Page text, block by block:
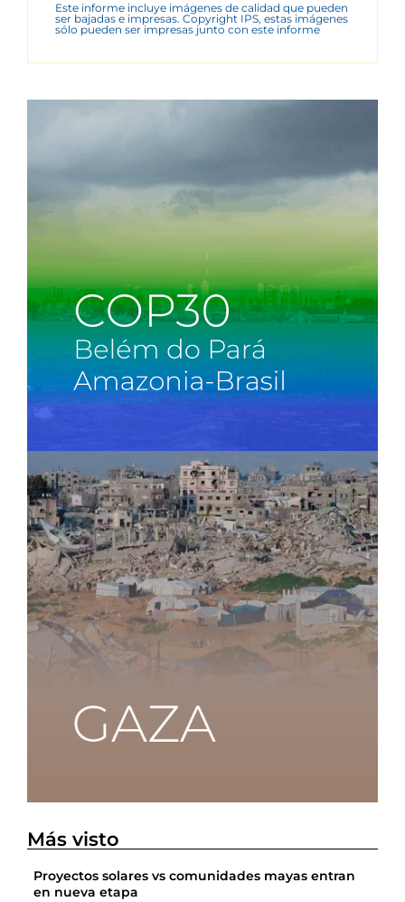
Este informe incluye imágenes de calidad que pueden
ser bajadas e impresas. Copyright IPS, estas imágenes
sólo pueden ser impresas junto con este informe
Más visto
Proyectos solares vs comunidades mayas entran
en nueva etapa